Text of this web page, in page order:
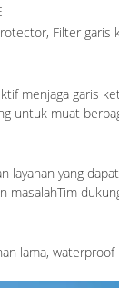
Filter garis
menjaga garis
untuk muat
layanan yang
masalahTim
lama,